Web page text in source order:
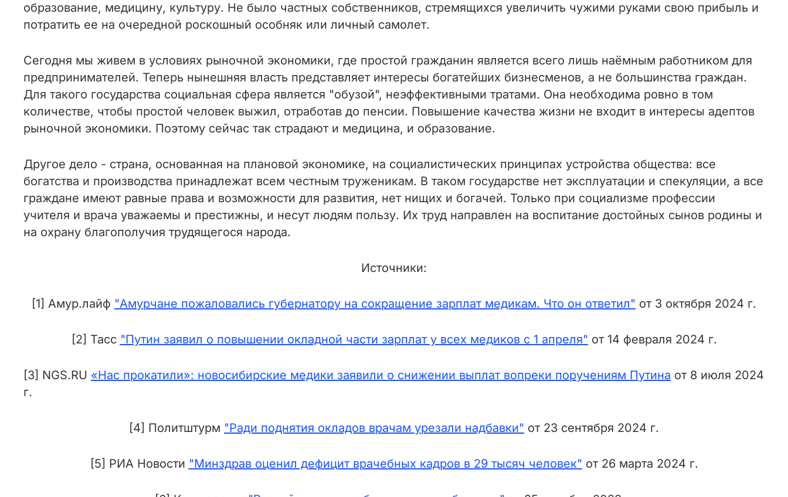
образование, медицину, культуру. Не было частных собственников, стремящихся увеличить чужими руками свою прибыль и
потратить ее на очередной роскошный особняк или личный самолет.
Сегодня мы живем в условиях рыночной экономики, где простой гражданин является всего лишь наёмным работником для
предпринимателей. Теперь нынешняя власть представляет интересы богатейших бизнесменов, а не большинства граждан.
Для такого государства социальная сфера является "обузой", неэффективными тратами. Она необходима ровно в том
количестве, чтобы простой человек выжил, отработав до пенсии. Повышение качества жизни не входит в интересы адептов
рыночной экономики. Поэтому сейчас так страдают и медицина, и образование.
Другое дело - страна, основанная на плановой экономике, на социалистических принципах устройства общества: все
богатства и производства принадлежат всем честным труженикам. В таком государстве нет эксплуатации и спекуляции, а все
граждане имеют равные права и возможности для развития, нет нищих и богачей. Только при социализме профессии
учителя и врача уважаемы и престижны, и несут людям пользу. Их труд направлен на воспитание достойных сынов родины и
на охрану благополучия трудящегося народа.
Источники:
[1] Амур.лайф "Амурчане пожаловались губернатору на сокращение зарплат медикам. Что он ответил" от 3 октября 2024 г.
[2] Тасс "Путин заявил о повышении окладной части зарплат у всех медиков с 1 апреля" от 14 февраля 2024 г.
[3] NGS.RU «Нас прокатили»: новосибирские медики заявили о снижении выплат вопреки поручениям Путина от 8 июля 2024
г.
[4] Политштурм "Ради поднятия окладов врачам урезали надбавки" от 23 сентября 2024 г.
[5] РИА Новости "Минздрав оценил дефицит врачебных кадров в 29 тысяч человек" от 26 марта 2024 г.